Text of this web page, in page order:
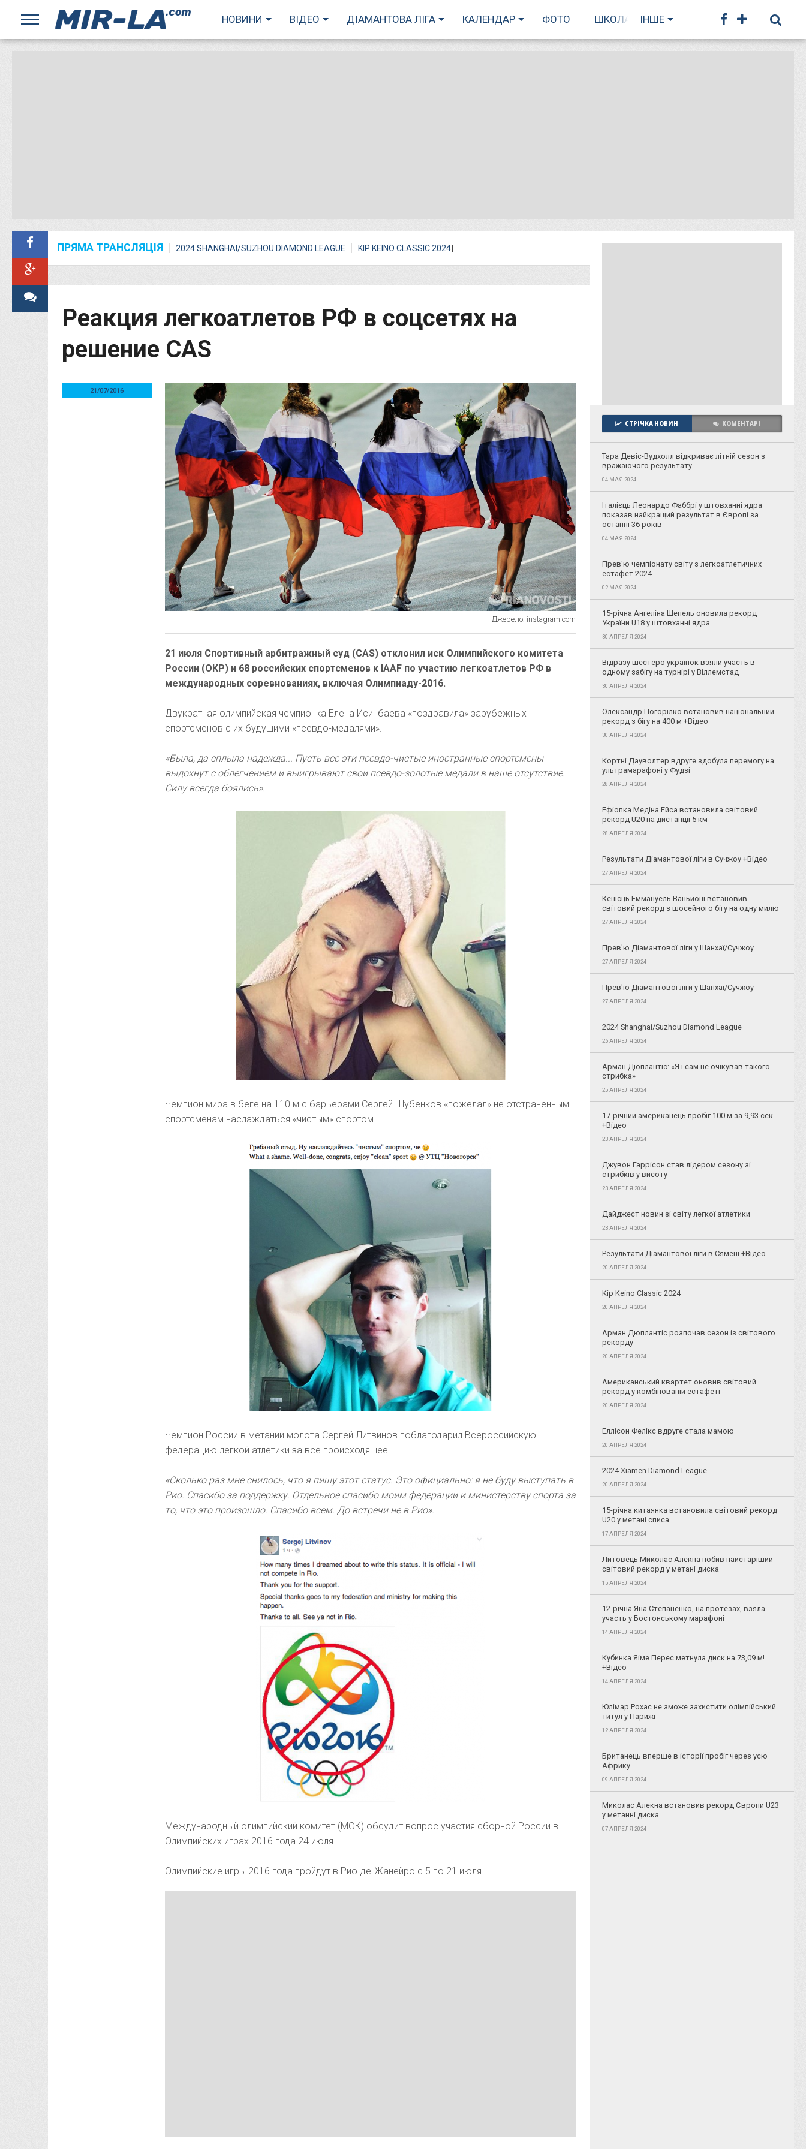
НОВИНИ ВІДЕО ДІАМАНТОВА ЛІГА КАЛЕНДАР ФОТО ШКОЛА БІГУ
ІНШЕ
ПРЯМА ТРАНСЛЯЦІЯ 2024 SHANGHAI/SUZHOU DIAMOND LEAGUE I
KIP KEINO CLASSIC 2024
Реакция легкоатлетов РФ в соцсетях на
решение CAS
Джерело: instagram.com
21 июля Спортивный арбитражный суд (CAS) отклонил иск Олимпийского комитета
России (ОКР) и 68 российских спортсменов к IAAF по участию легкоатлетов РФ в
международных соревнованиях, включая Олимпиаду-2016.
Двукратная олимпийская чемпионка Елена Исинбаева «поздравила» зарубежных
спортсменов с их будущими «псевдо-медалями».
«Была, да сплыла надежда... Пусть все эти псевдо-чистые иностранные спортсмены
выдохнут с облегчением и выигрывают свои псевдо-золотые медали в наше отсутствие.
Силу всегда боялись».
Чемпион мира в беге на 110 м с барьерами Сергей Шубенков «пожелал» не отстраненным
спортсменам наслаждаться «чистым» спортом.
Чемпион России в метании молота Сергей Литвинов поблагодарил Всероссийскую
федерацию легкой атлетики за все происходящее.
«Сколько раз мне снилось, что я пишу этот статус. Это официально: я не буду выступать в
Рио. Спасибо за поддержку. Отдельное спасибо моим федерации и министерству спорта за
то, что это произошло. Спасибо всем. До встречи не в Рио».
Международный олимпийский комитет (МОК) обсудит вопрос участия сборной России в
Олимпийских играх 2016 года 24 июля.
Олимпийские игры 2016 года пройдут в Рио-де-Жанейро с 5 по 21 июля.
21/07/2016
СТРІЧКА НОВИН КОМЕНТАРІ
Тара Девіс-Вудхолл відкриває літній сезон з
вражаючого результату
04 МАЯ 2024
Італієць Леонардо Фаббрі у штовханні ядра
показав найкращий результат в Європі за
останні 36 років
04 МАЯ 2024
Прев'ю чемпіонату світу з легкоатлетичних
естафет 2024
02 МАЯ 2024
15-річна Ангеліна Шепель оновила рекорд
України U18 у штовханні ядра
30 АПРЕЛЯ 2024
Відразу шестеро українок взяли участь в
одному забігу на турнірі у Віллемстад
30 АПРЕЛЯ 2024
Олександр Погорілко встановив національний
рекорд з бігу на 400 м +Відео
30 АПРЕЛЯ 2024
Кортні Дауволтер вдруге здобула перемогу на
ультрамарафоні у Фудзі
28 АПРЕЛЯ 2024
Ефіопка Медіна Ейса встановила світовий
рекорд U20 на дистанції 5 км
28 АПРЕЛЯ 2024
Результати Діамантової ліги в Сучжоу +Відео
27 АПРЕЛЯ 2024
Кенієць Еммануель Ваньйоні встановив
світовий рекорд з шосейного бігу на одну милю
27 АПРЕЛЯ 2024
Прев'ю Діамантової ліги у Шанхаї/Сучжоу
27 АПРЕЛЯ 2024
Прев'ю Діамантової ліги у Шанхаї/Сучжоу
27 АПРЕЛЯ 2024
2024 Shanghai/Suzhou Diamond League
26 АПРЕЛЯ 2024
Арман Дюплантіс: «Я і сам не очікував такого
стрибка»
25 АПРЕЛЯ 2024
17-річний американець пробіг 100 м за 9,93 сек.
+Відео
23 АПРЕЛЯ 2024
Джувон Гаррісон став лідером сезону зі
стрибків у висоту
23 АПРЕЛЯ 2024
Дайджест новин зі світу легкої атлетики
23 АПРЕЛЯ 2024
Результати Діамантової ліги в Сямені +Відео
20 АПРЕЛЯ 2024
Kip Keino Classic 2024
20 АПРЕЛЯ 2024
Арман Дюплантіс розпочав сезон із світового
рекорду
20 АПРЕЛЯ 2024
Американський квартет оновив світовий
рекорд у комбінованій естафеті
20 АПРЕЛЯ 2024
Еллісон Фелікс вдруге стала мамою
20 АПРЕЛЯ 2024
2024 Xiamen Diamond League
20 АПРЕЛЯ 2024
15-річна китаянка встановила світовий рекорд
U20 у метані списа
17 АПРЕЛЯ 2024
Литовець Миколас Алекна побив найстаріший
світовий рекорд у метані диска
15 АПРЕЛЯ 2024
12-річна Яна Степаненко, на протезах, взяла
участь у Бостонському марафоні
14 АПРЕЛЯ 2024
Кубинка Яіме Перес метнула диск на 73,09 м!
+Відео
14 АПРЕЛЯ 2024
Юлімар Рохас не зможе захистити олімпійський
титул у Парижі
12 АПРЕЛЯ 2024
Британець вперше в історії пробіг через усю
Африку
09 АПРЕЛЯ 2024
Миколас Алекна встановив рекорд Європи U23
у метанні диска
07 АПРЕЛЯ 2024